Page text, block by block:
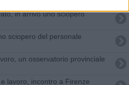
in arrivo uno sciopero
sciopero del personale
un osservatorio provinciale
lavoro, incontro a Firenze